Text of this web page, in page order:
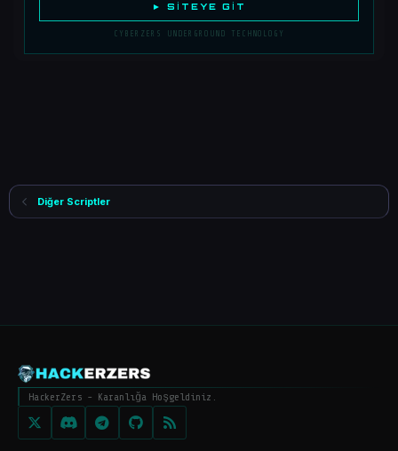
► SITEYE GIT
CYBERZERS UNDERGROUND TECHNOLOGY
Diğer Scriptler
HackerZers - Karanlığa Hoşgeldiniz.